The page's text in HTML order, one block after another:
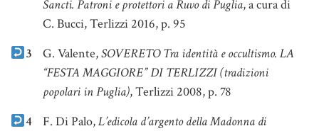
Sancti. Patroni e protettori a Ruvo di Puglia, a cura di
C. Bucci, Terlizzi 2016, p. 95
3
G. Valente,SOVERETO Tra identità e occultismo. LA
“FESTA MAGGIORE” DI TERLIZZI (tradizioni
popolari in Puglia), Terlizzi 2008, p. 78
4
F. Di Palo,L’edicola d’argento della Madonna di